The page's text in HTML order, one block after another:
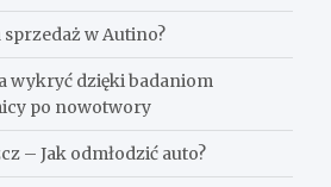
w Autino?
wykryć dzięki badaniom
po nowotwory
– Jak odmłodzić auto?